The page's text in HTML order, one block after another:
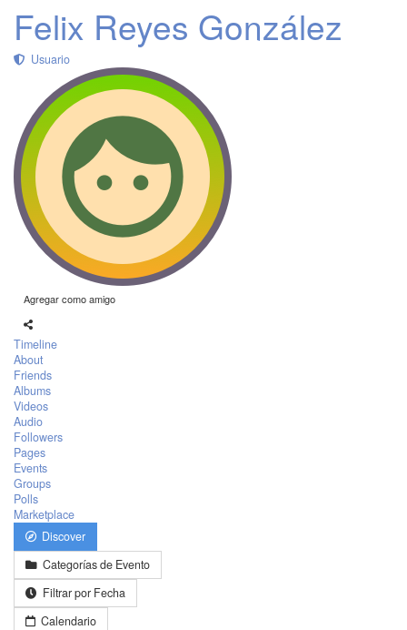
Felix Reyes González
Usuario
Agregar como amigo
Timeline
About
Friends
Albums
Videos
Audio
Followers
Pages
Events
Groups
Polls
Marketplace
Discover
Categorías de Evento
Filtrar por Fecha
Calendario